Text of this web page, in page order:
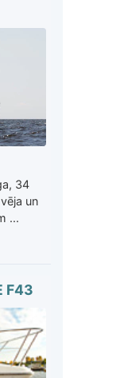
34
un
...
F43